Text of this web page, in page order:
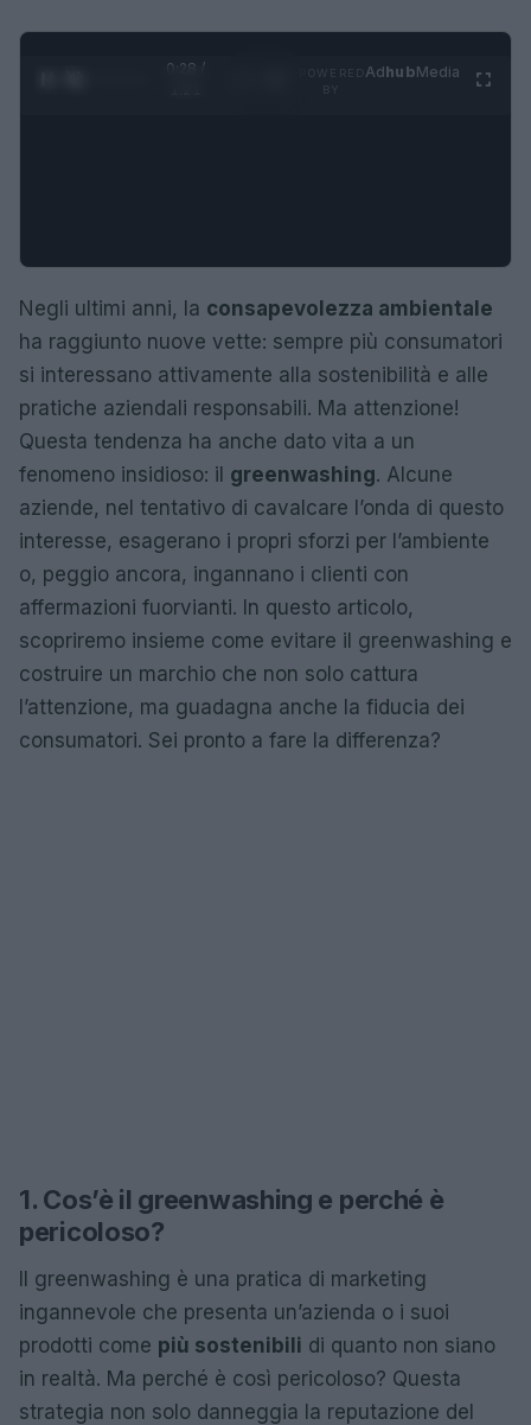
0:29 /
AdhubMedia
Negli ultimi anni, la consapevolezza ambientale
ha raggiunto nuove vette: sempre più consumatori
si interessano attivamente alla sostenibilità e alle
pratiche aziendali responsabili. Ma attenzione!
Questa tendenza ha anche dato vita a un
fenomeno insidioso: il greenwashing. Alcune
aziende, nel tentativo di cavalcare l’onda di questo
interesse, esagerano i propri sforzi per l’ambiente
o, peggio ancora, ingannano i clienti con
affermazioni fuorvianti. In questo articolo,
scopriremo insieme come evitare il greenwashing e
costruire un marchio che non solo cattura
l’attenzione, ma guadagna anche la fiducia dei
consumatori. Sei pronto a fare la differenza?
1. Cos’è il greenwashing e perché è
pericoloso?
Il greenwashing è una pratica di marketing
ingannevole che presenta un’azienda o i suoi
prodotti come più sostenibili di quanto non siano
in realtà. Ma perché è così pericoloso? Questa
strategia non solo danneggia la reputazione del